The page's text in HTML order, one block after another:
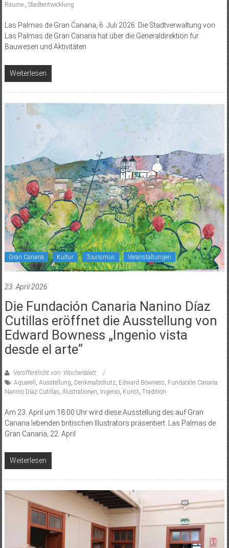
Räume.
Stadtentwicklung
Las Palmas de Gran Canaria, 6. Juli 2026. Die Stadtverwaltung von
Las Palmas de Gran Canaria hat über die Generaldirektion für
Bauwesen und Aktivitäten
Weiterlesen
Gran Canaria Kultur Tourismus Veranstaltungen
23. April 2026
Die Fundación Canaria Nanino Díaz
Cutillas eröffnet die Ausstellung von
Edward Bowness „Ingenio vista
desde el arte“
Veröffentlicht von: Wochenblatt
Aquarell , Ausstellung, Denkmalschutz, Edward Bowness, Fundación Canaria
Nanino Díaz Cutillas, Illustrationen, Ingenio, Kunst, Tradition
Am 23. April um 18:00 Uhr wird diese Ausstellung des auf Gran
Canaria lebenden britischen Illustrators präsentiert. Las Palmas de
Gran Canaria, 22. April
Weiterlesen